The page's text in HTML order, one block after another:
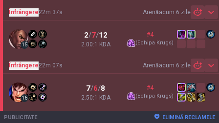
Arenăacum 6 zile
Înfrângere22m 37s
15
2/7/12
2.00:1 KDA
#4
(Echipa Krugs)
Arenăacum 6 zile
Înfrângere22m 07s
16
7/6/8
2.50:1 KDA
#4
(Echipa Krugs)
PUBLICITATE ELIMINĂ RECLAMELE